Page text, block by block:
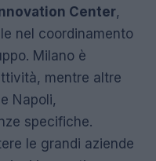
Center,
nel coordinamento
Milano è
mentre altre
Napoli,
specifiche.
le grandi aziende